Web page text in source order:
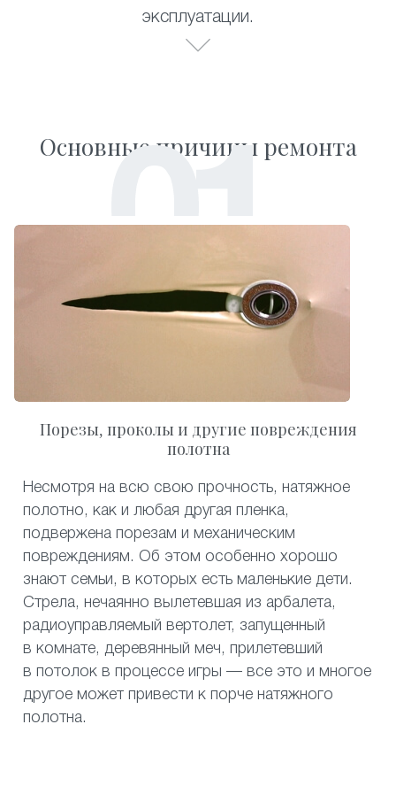
эксплуатации.
Основные причины ремонта
Порезы, проколы и другие повреждения
полотна
Несмотря на всю свою прочность, натяжное
полотно, как и любая другая пленка,
подвержена порезам и механическим
повреждениям. Об этом особенно хорошо
знают семьи, в которых есть маленькие дети.
Стрела, нечаянно вылетевшая из арбалета,
радиоуправляемый вертолет, запущенный
в комнате, деревянный меч, прилетевший
в потолок в процессе игры — все это и многое
другое может привести к порче натяжного
полотна.